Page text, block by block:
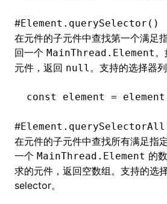
#Element.querySelector()
在元件的子元件中查找第一个满足
回一个 MainThread.Element
元件，返回 null。支持的选择器
const element = element
#
在元件的子元件中查找所有满足指
一个 MainThread.Element 的
求的元件，返回空数组。支持的选
selector。